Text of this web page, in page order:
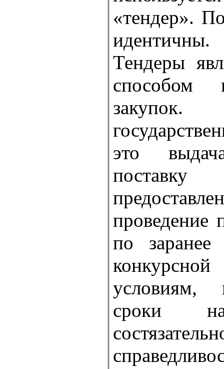
«тендер».
идентичны.
Тендеры
способом
это
проведение
по
условиям,
сроки